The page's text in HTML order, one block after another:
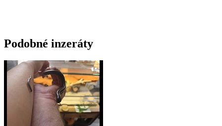
Podobné inzeráty